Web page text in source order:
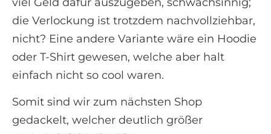
die Verlockung ist trotzdem nachvollziehbar,
nicht? Eine andere Variante wäre ein Hoodie
oder T-Shirt gewesen, welche aber halt
einfach nicht so cool waren.
Somit sind wir zum nächsten Shop
gedackelt, welcher deutlich größer